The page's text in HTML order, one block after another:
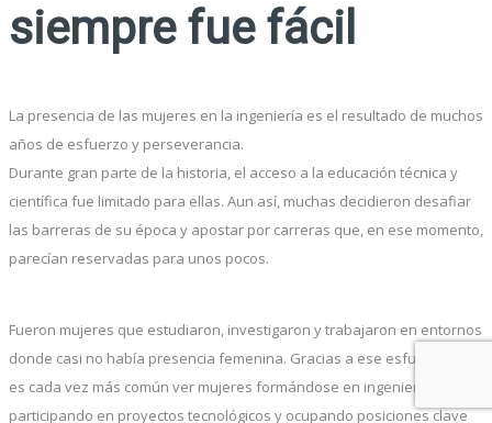
siempre fue fácil
La presencia de las mujeres en la ingeniería es el resultado de muchos
años de esfuerzo y perseverancia.
Durante gran parte de la historia, el acceso a la educación técnica y
científica fue limitado para ellas. Aun así, muchas decidieron desafiar
las barreras de su época y apostar por carreras que, en ese momento,
parecían reservadas para unos pocos.
Fueron mujeres que estudiaron, investigaron y trabajaron en entornos
donde casi no había presencia femenina. Gracias a ese esfuerzo, hoy
es cada vez más común ver mujeres formándose en ingeniería,
participando en proyectos tecnológicos y ocupando posiciones clave